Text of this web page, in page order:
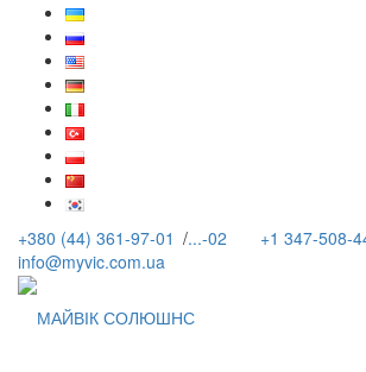
+380 (44) 361-97-01 /...-02
+1 347-508-
info@myvic.com.ua